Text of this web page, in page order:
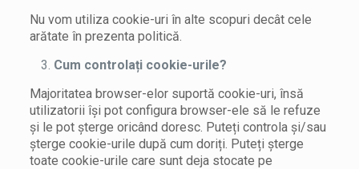
Nu vom utiliza cookie-uri în alte scopuri decât cele
arătate în prezenta politică.
Cum controlați cookie-urile?
Majoritatea browser-elor suportă cookie-uri, însă
utilizatorii își pot configura browser-ele să le refuze
și le pot șterge oricând doresc. Puteți controla și/sau
șterge cookie-urile după cum doriți. Puteți șterge
toate cookie-urile care sunt deja stocate pe